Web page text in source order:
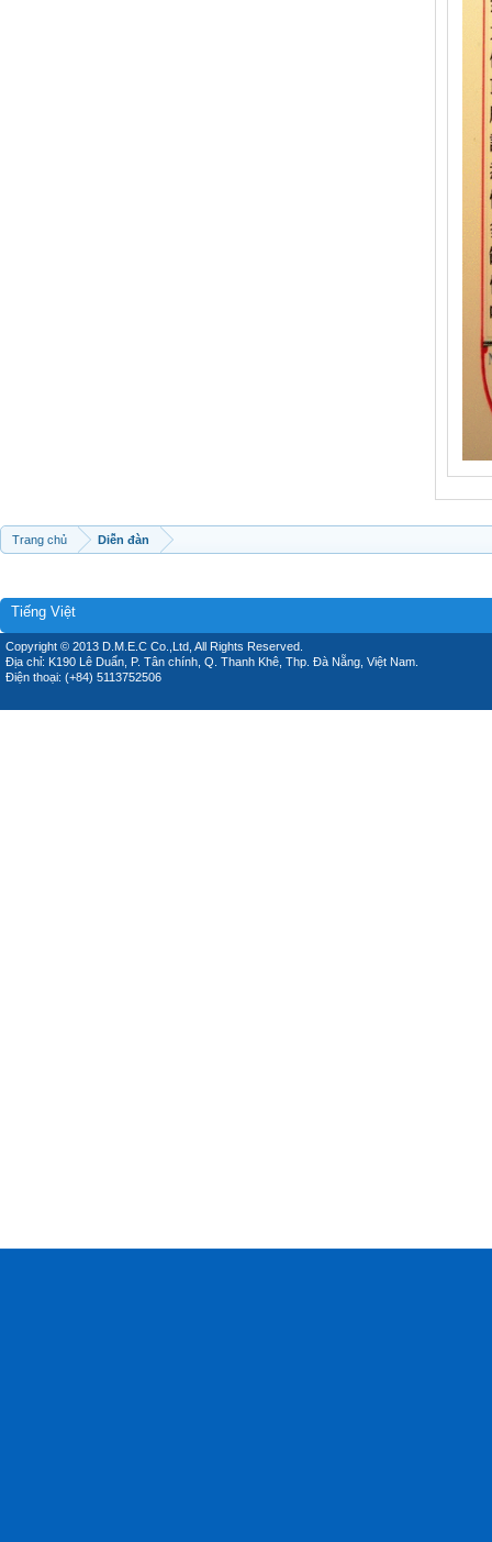
Trang chủ Diễn đàn
Tiếng Việt
Copyright © 2013 D.M.E.C Co.,Ltd, All Rights Reserved.
Địa chỉ: K190 Lê Duẩn, P. Tân chính, Q. Thanh Khê, Thp. Đà Nẵng, Việt Nam.
Điện thoại: (+84) 5113752506